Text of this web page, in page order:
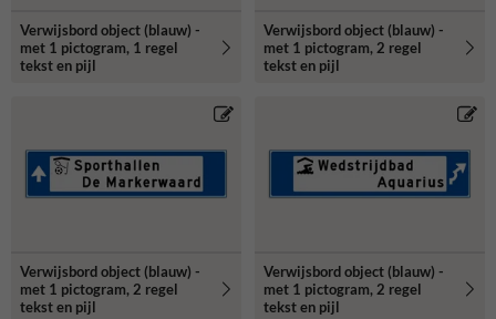
Verwijsbord object (blauw) -
met 1 pictogram, 1 regel
tekst en pijl
Verwijsbord object (blauw) -
met 1 pictogram, 2 regel
tekst en pijl
Verwijsbord object (blauw) -
met 1 pictogram, 2 regel
tekst en pijl
Verwijsbord object (blauw) -
met 1 pictogram, 2 regel
tekst en pijl